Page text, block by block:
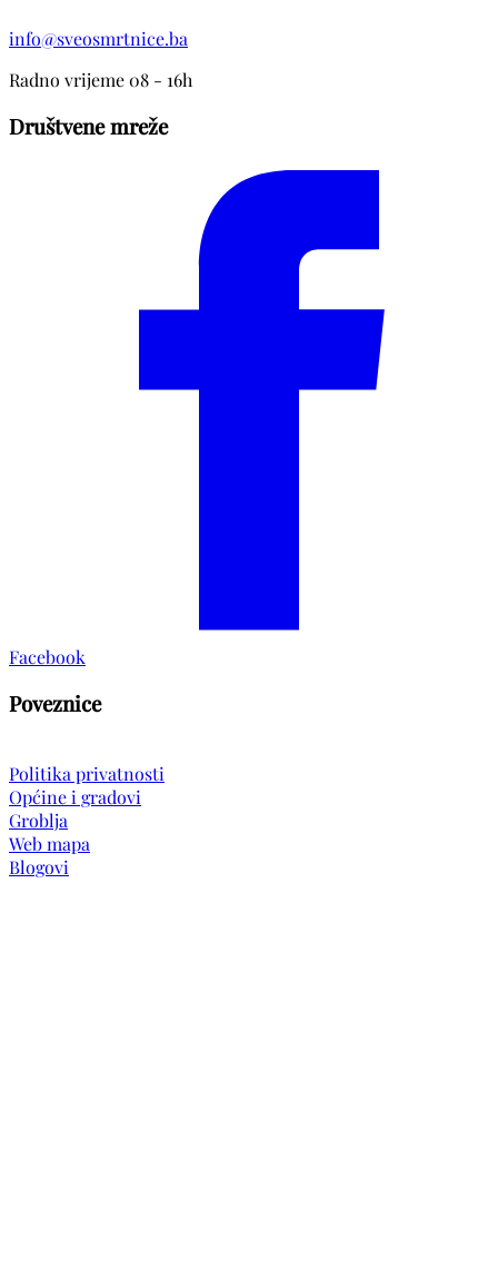
info@sveosmrtnice.ba
Radno vrijeme 08 - 16h
Društvene mreže
Facebook
Poveznice
Politika privatnosti
Općine i gradovi
Groblja
Web mapa
Blogovi